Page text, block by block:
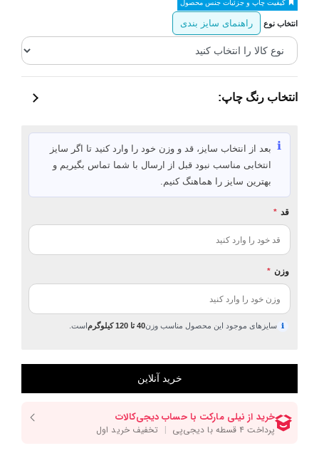
کیفیت چاپ و جزئیات جنس محصول
انتخاب نوع راهنمای سایز بندی
انتخاب رنگ چاپ:
ℹ️ بعد از انتخاب سایز، قد و وزن خود را وارد کنید تا اگر سایز
انتخابی مناسب نبود قبل از ارسال با شما تماس بگیریم و
بهترین سایز را هماهنگ کنیم.
قد *
وزن *
ℹ سایزهای موجود این محصول مناسب وزن40 تا 120 کیلوگرم است.